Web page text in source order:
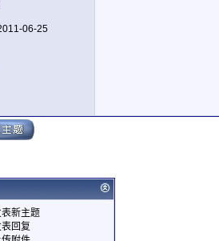
06-25
新主题
回复